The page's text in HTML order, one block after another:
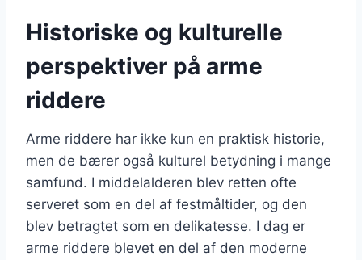
Historiske og kulturelle
perspektiver på arme
riddere
Arme riddere har ikke kun en praktisk historie,
men de bærer også kulturel betydning i mange
samfund. I middelalderen blev retten ofte
serveret som en del af festmåltider, og den
blev betragtet som en delikatesse. I dag er
arme riddere blevet en del af den moderne